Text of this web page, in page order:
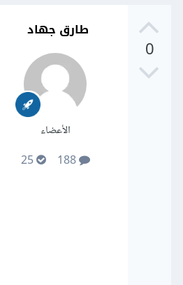
0
طارق جهاد
الأعضاء
188
25